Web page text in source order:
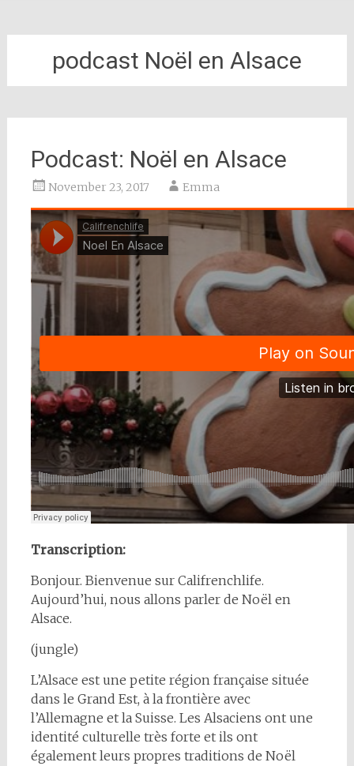
podcast Noël en Alsace
Podcast: Noël en Alsace
November 23, 2017 Emma
Transcription:
Bonjour. Bienvenue sur Califrenchlife.
Aujourd’hui, nous allons parler de Noël en
Alsace.
(jungle)
L’Alsace est une petite région française située
dans le Grand Est, à la frontière avec
l’Allemagne et la Suisse. Les Alsaciens ont une
identité culturelle très forte et ils ont
également leurs propres traditions de Noël